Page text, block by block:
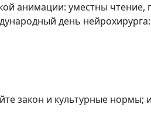
анимации: уместны
день
закон и культурные нормы;